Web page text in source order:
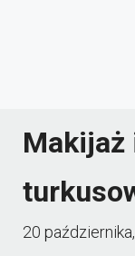
Makijaż
20